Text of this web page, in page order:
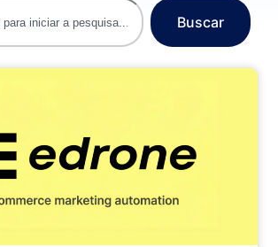
Buscar